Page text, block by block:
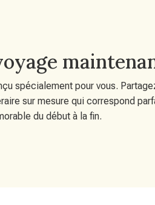
spécialement pour vous.
sur mesure qui correspond
du début à la fin.